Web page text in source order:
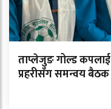
ताप्लेजुङ गोल्ड कपलाई
प्रहरीसँग समन्वय बैठक